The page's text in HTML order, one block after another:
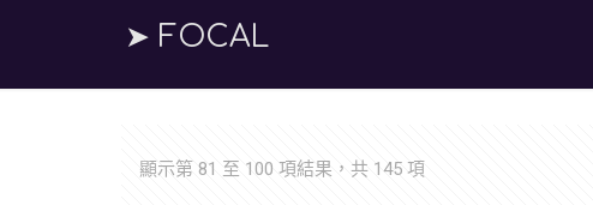
➤ FOCAL
顯示第 81 至 100 項結果，共 145 項